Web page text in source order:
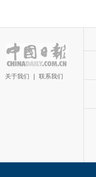
关于我们 联系我们